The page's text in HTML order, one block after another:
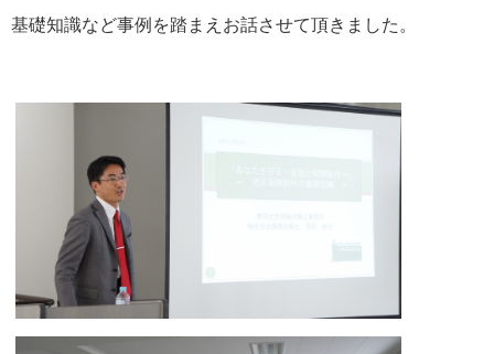
基礎知識など事例を踏まえお話させて頂きました。